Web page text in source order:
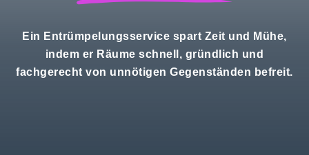
Ein Entrümpelungsservice spart Zeit und Mühe,
indem er Räume schnell, gründlich und
fachgerecht von unnötigen Gegenständen befreit.